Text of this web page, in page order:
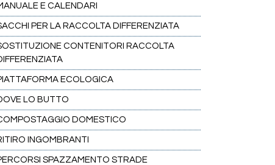
E CALENDARI
PER LA RACCOLTA DIFFERENZIATA
CONTENITORI RACCOLTA
ECOLOGICA
LO BUTTO
DOMESTICO
INGOMBRANTI
SPAZZAMENTO STRADE